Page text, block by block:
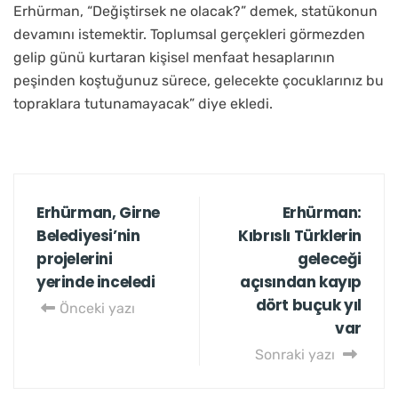
Erhürman, “Değiştirsek ne olacak?” demek, statükonun
devamını istemektir. Toplumsal gerçekleri görmezden
gelip günü kurtaran kişisel menfaat hesaplarının
peşinden koştuğunuz sürece, gelecekte çocuklarınız bu
topraklara tutunamayacak” diye ekledi.
Erhürman, Girne
Belediyesi’nin
projelerini
yerinde inceledi
Önceki yazı
Erhürman:
Kıbrıslı Türklerin
geleceği
açısından kayıp
dört buçuk yıl
var
Sonraki yazı